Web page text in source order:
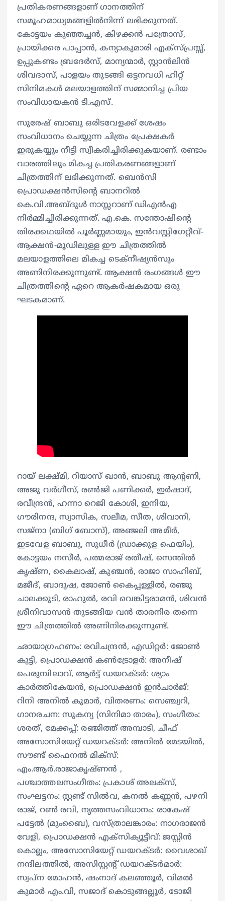
പ്രതികരണങ്ങളാണ് ഗാനത്തിന്
സമൂഹമാധ്യമങ്ങളില്‍നിന്ന് ലഭിക്കുന്നത്.
കോട്ടയം കുഞ്ഞച്ചൻ, കിഴക്കൻ പത്രോസ്,
പ്രായിക്കര പാപ്പാൻ, കന്യാകുമാരി എക്സ്പ്രസ്സ്‌,
ഉപ്പുകണ്ടം ബ്രദേർസ്, മാന്യന്മാർ, സ്റ്റാൻലിൻ
ശിവദാസ്, പാളയം തുടങ്ങി ഒട്ടനവധി ഹിറ്റ്‌
സിനിമകൾ മലയാളത്തിന് സമ്മാനിച്ച പ്രിയ
സംവിധായകൻ ടി.എസ്.
സുരേഷ് ബാബു ഒരിടവേളക്ക് ശേഷം
സംവിധാനം ചെയ്യുന്ന ചിത്രം പ്രേക്ഷകര്‍
ഇരുകയ്യും നീട്ടി സ്വീകരിച്ചിരിക്കുകയാണ്. രണ്ടാം
വാരത്തിലും മികച്ച പ്രതികരണങ്ങളാണ്
ചിത്രത്തിന് ലഭിക്കുന്നത്. ബെൻസി
പ്രൊഡക്ഷൻസിൻ്റെ ബാനറിൽ
കെ.വി.അബ്ദുൾ നാസ്സറാണ് ഡിഎന്‍എ
നിർമ്മിച്ചിരിക്കുന്നത്. എ.കെ. സന്തോഷിൻ്റെ
തിരക്കഥയിൽ പൂർണ്ണമായും, ഇൻവസ്റ്റിഗേറ്റീവ്-
ആക്ഷൻ-മൂഡിലുള്ള ഈ ചിത്രത്തിൽ
മലയാളത്തിലെ മികച്ച ടെക്നീഷ്യന്‍സും
അണിനിരക്കുന്നുണ്ട്. ആക്ഷൻ രംഗങ്ങൾ ഈ
ചിത്രത്തിൻ്റെ ഏറെ ആകർഷകമായ ഒരു
ഘടകമാണ്.
റായ് ലക്ഷ്മി, റിയാസ് ഖാന്‍, ബാബു ആൻ്റണി,
അജു വർഗീസ്, രൺജി പണിക്കർ, ഇർഷാദ്,
രവീന്ദ്രൻ, ഹന്നാ റെജി കോശി, ഇനിയ,
ഗൗരിനന്ദ, സ്വാസിക, സലീമ, സീത, ശിവാനി,
സജ്നാ (ബിഗ്‌ ബോസ്), അഞ്ജലി അമീർ,
ഇടവേള ബാബു, സുധീർ (ഡ്രാക്കുള ഫെയിം),
കോട്ടയം നസീർ, പത്മരാജ് രതീഷ്, സെന്തിൽ
കൃഷ്ണ, കൈലാഷ്, കുഞ്ചൻ, രാജാ സാഹിബ്,
മജീദ്, ബാദുഷ, ജോൺ കൈപ്പള്ളിൽ, രഞ്ജു
ചാലക്കുടി, രാഹുൽ, രവി വെങ്കിട്ടരാമൻ, ശിവൻ
ശ്രീനിവാസൻ തുടങ്ങിയ വൻ താരനിര തന്നെ
ഈ ചിത്രത്തിൽ അണിനിരക്കുന്നുണ്ട്.
ഛായാഗ്രഹണം: രവിചന്ദ്രന്‍, എഡിറ്റർ: ജോൺ
കുട്ടി, പ്രൊഡക്ഷൻ കൺട്രോളർ: അനീഷ്
പെരുമ്പിലാവ്, ആർട്ട് ഡയറക്ടർ: ശ്യാം
കാർത്തികേയൻ, പ്രൊഡക്ഷൻ ഇൻചാർജ്:
റിനി അനിൽ കുമാർ, വിതരണം: സെഞ്ച്വറി,
ഗാനരചന: സുകന്യ (സിനിമാ താരം), സംഗീതം:
ശരത്, മേക്കപ്പ്: രഞ്ജിത്ത് അമ്പാടി, ചീഫ്
അസോസിയേറ്റ് ഡയറക്ടർ: അനിൽ മേടയിൽ,
സൗണ്ട് ഫൈനൽ മിക്സ്:
എം.ആർ.രാജാകൃഷ്ണൻ ,
പശ്ചാത്തലസംഗീതം: പ്രകാശ് അലക്‌സ്,
സംഘട്ടനം: സ്റ്റണ്ട് സിൽവ, കനൽ കണ്ണൻ, പഴനി
രാജ്, റൺ രവി, നൃത്തസംവിധാനം: രാകേഷ്
പട്ടേൽ (മുംബൈ), വസ്ത്രാലങ്കാരം: നാഗരാജൻ
വേളി, പ്രൊഡക്ഷന്‍ എക്സിക്യൂട്ടീവ്: ജസ്റ്റിന്‍
കൊല്ലം, അസോസിയേറ്റ് ഡയറക്ടര്‍: വൈശാഖ്
നന്ദിലത്തില്‍, അസിസ്റ്റന്റ്‌ ഡയറക്ടര്‍മാര്‍:
സ്വപ്ന മോഹൻ, ഷംനാദ് കലഞ്ഞൂർ, വിമൽ
കുമാർ എം.വി, സജാദ് കൊടുങ്ങല്ലൂർ, ടോജി